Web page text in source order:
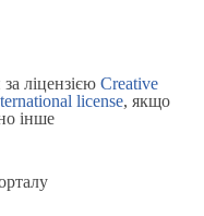
ліцензією Creative
license, якщо
інше